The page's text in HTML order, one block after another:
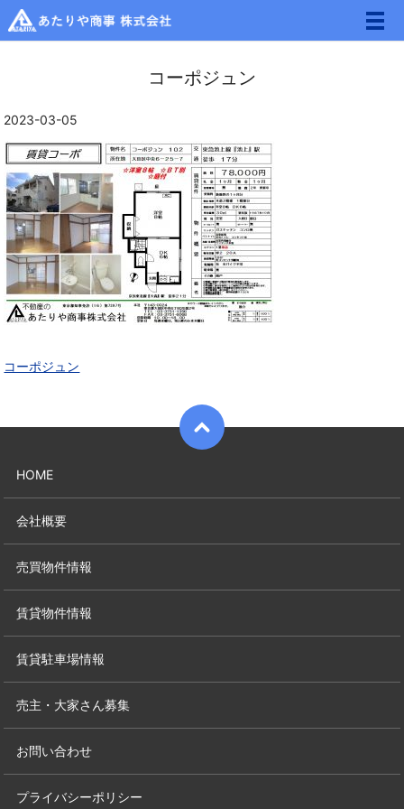
メ
コーポジュン
2023-03-05
コーポジュン
HOME
会社概要
売買物件情報
賃貸物件情報
賃貸駐車場情報
売主・大家さん募集
お問い合わせ
プライバシーポリシー